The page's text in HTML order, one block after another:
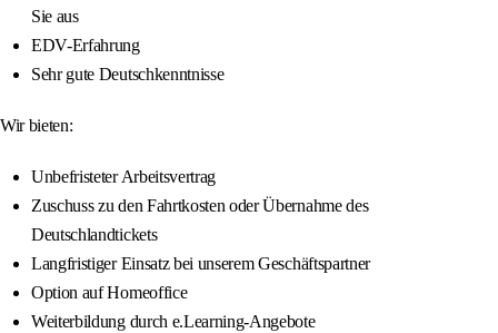
Sie aus
EDV-Erfahrung
Sehr gute Deutschkenntnisse
Wir bieten:
Unbefristeter Arbeitsvertrag
Zuschuss zu den Fahrtkosten oder Übernahme des
Deutschlandtickets
Langfristiger Einsatz bei unserem Geschäftspartner
Option auf Homeoffice
Weiterbildung durch e.Learning-Angebote